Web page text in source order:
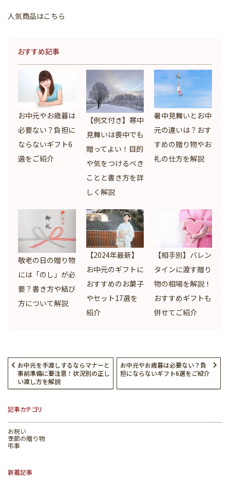
人気商品はこちら
おすすめ記事
お中元やお歳暮は
必要ない？負担に
ならないギフト6
選をご紹介
【例文付き】寒中
見舞いは喪中でも
贈ってよい！目的
や気をつけるべき
ことと書き方を詳
しく解説
暑中見舞いとお中
元の違いは？おす
すめの贈り物やお
礼の仕方を解説
敬老の日の贈り物
には「のし」が必
要？書き方や結び
方について解説
【2024年最新】
お中元のギフトに
おすすめのお菓子
やセット17選を
紹介
【相手別】バレン
タインに渡す贈り
物の相場を解説！
おすすめギフトも
併せてご紹介
お中元を手渡しするならマナーと
事前準備に要注意！状況別の正し
い渡し方を解説
お中元やお歳暮は必要ない？負
担にならないギフト6選をご紹介
記事カテゴリ
お祝い
季節の贈り物
弔事
新着記事